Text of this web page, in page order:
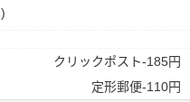
)
クリックポスト-185円
定形郵便-110円